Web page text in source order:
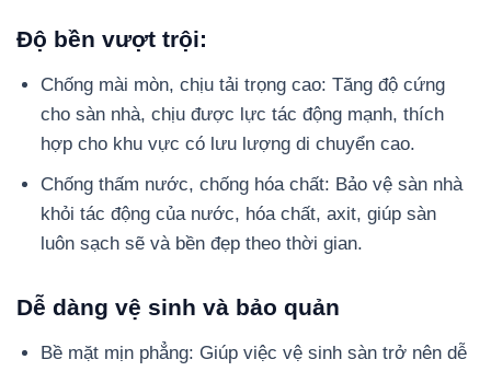
Độ bền vượt trội:
Chống mài mòn, chịu tải trọng cao: Tăng độ cứng
cho sàn nhà, chịu được lực tác động mạnh, thích
hợp cho khu vực có lưu lượng di chuyển cao.
Chống thấm nước, chống hóa chất: Bảo vệ sàn nhà
khỏi tác động của nước, hóa chất, axit, giúp sàn
luôn sạch sẽ và bền đẹp theo thời gian.
Dễ dàng vệ sinh và bảo quản
Bề mặt mịn phẳng: Giúp việc vệ sinh sàn trở nên dễ